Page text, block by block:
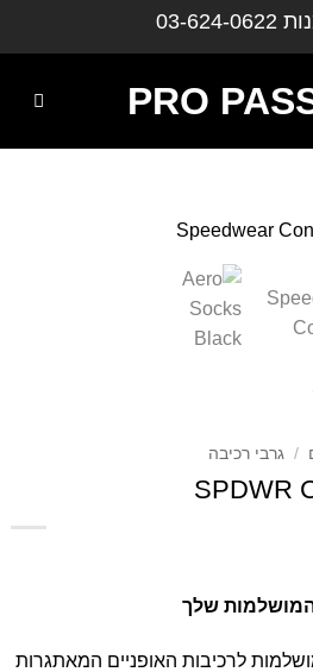
03-624-0622
/ גרבי רכיבה
SPDWR
המושלמות שלך
לרכיבות האופניים המאתגרות